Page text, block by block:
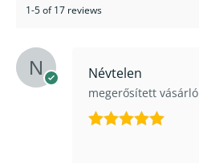
1-5 of 17 reviews
Névtelen
megerősített vásárló